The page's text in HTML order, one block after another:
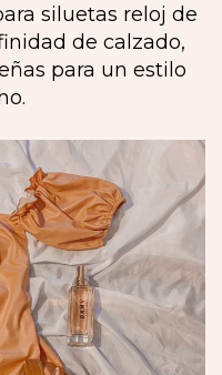
siluetas reloj de
de calzado,
para un estilo